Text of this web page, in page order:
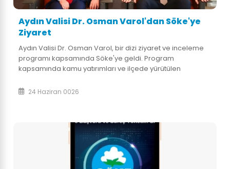
Aydın Valisi Dr. Osman Varol'dan Söke'ye
Ziyaret
Aydın Valisi Dr. Osman Varol, bir dizi ziyaret ve inceleme
programı kapsamında Söke'ye geldi. Program
kapsamında kamu yatırımları ve ilçede yürütülen
Kaymakamlığı’na oldu. Vali Dr. Osman Varol,
Belediye Başkanı Dr. Mustafa İberya Arıkan, Söke Ticaret
Odası Meclis Başkanı Veysel Kara ve Yönetim kurulu
Başkanı Metin Sakalar başta olmak üzere kurum amirleri
tarafından karşıladı. Kaymakamlık makamında
gerçekleşen sohbetin ardından gerçekleştirilen
24 Haziran 0026